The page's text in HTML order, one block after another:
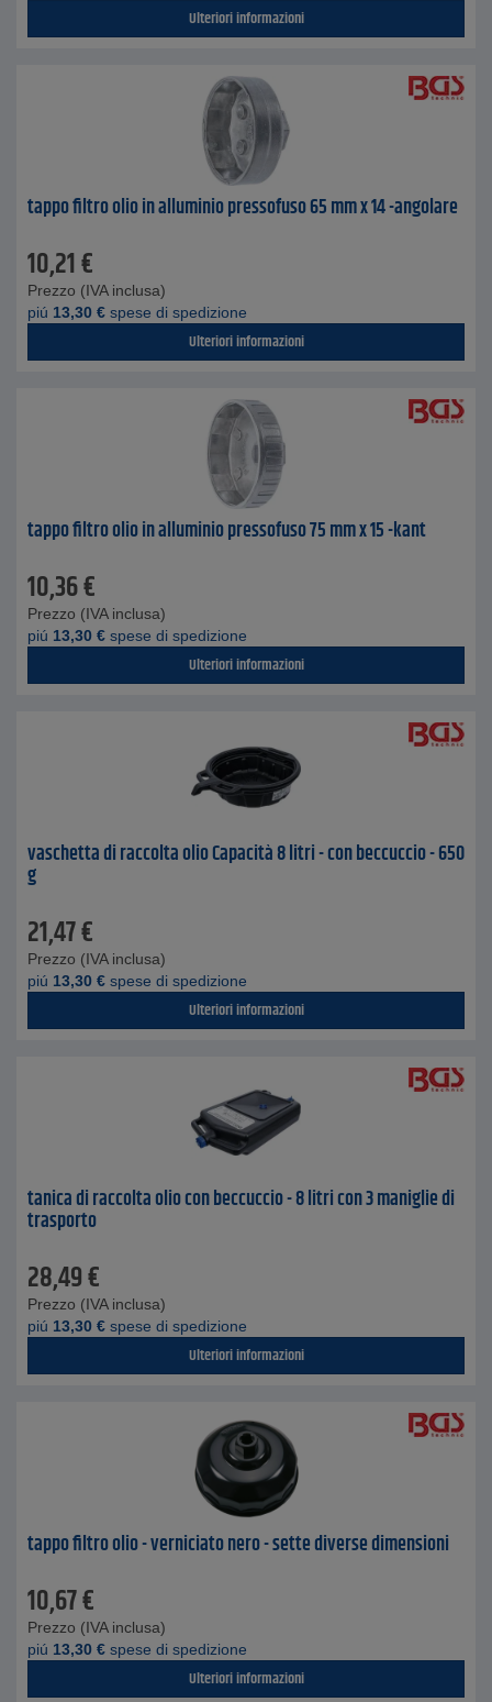
Ulteriori informazioni
tappo filtro olio in alluminio pressofuso 65 mm x 14 -angolare
10,21€
Prezzo (IVA inclusa)
piú 13,30 € spese di spedizione
Ulteriori informazioni
tappo filtro olio in alluminio pressofuso 75 mm x 15 -kant
10,36€
Prezzo (IVA inclusa)
piú 13,30 € spese di spedizione
Ulteriori informazioni
vaschetta di raccolta olio Capacità 8 litri - con beccuccio - 650
g
21,47€
Prezzo (IVA inclusa)
piú 13,30 € spese di spedizione
Ulteriori informazioni
tanica di raccolta olio con beccuccio - 8 litri con 3 maniglie di
trasporto
28,49€
Prezzo (IVA inclusa)
piú 13,30 € spese di spedizione
Ulteriori informazioni
tappo filtro olio - verniciato nero - sette diverse dimensioni
10,67€
Prezzo (IVA inclusa)
piú 13,30 € spese di spedizione
Ulteriori informazioni